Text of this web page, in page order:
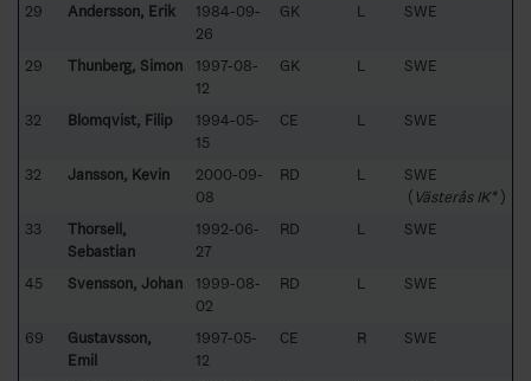
29 Andersson, Erik
1984-09-
26
GK L SWE
29 Thunberg, Simon
1997-08-
12
GK L SWE
32 Blomqvist, Filip
1994-05-
15
CE L SWE
32 Jansson, Kevin
2000-09-
08
RD L
SWE
( Västerås IK*)
33
Thorsell,
Sebastian
1992-06-
27
RD L SWE
45 Svensson, Johan
1999-08-
02
RD L SWE
69
Gustavsson,
Emil
1997-05-
12
CE R SWE